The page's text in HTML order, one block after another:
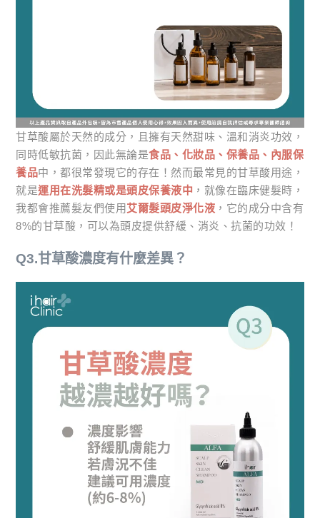
甘草酸屬於天然的成分，且擁有天然甜味、溫和消炎功效，
同時低敏抗菌，因此無論是食品、化妝品、保養品、內服保
養品中，都很常發現它的存在！然而最常見的甘草酸用途，
就是運用在洗髮精或是頭皮保養液中 ，就像在臨床健髮時，
我都會推薦髮友們使用 艾爾髮頭皮淨化液 ，它的成分中含有
8%的甘草酸，可以為頭皮提供舒緩、消炎、抗菌的功效！
Q3.甘草酸濃度有什麼差異？